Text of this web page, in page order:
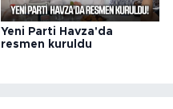
Yeni Parti Havza'da
resmen kuruldu